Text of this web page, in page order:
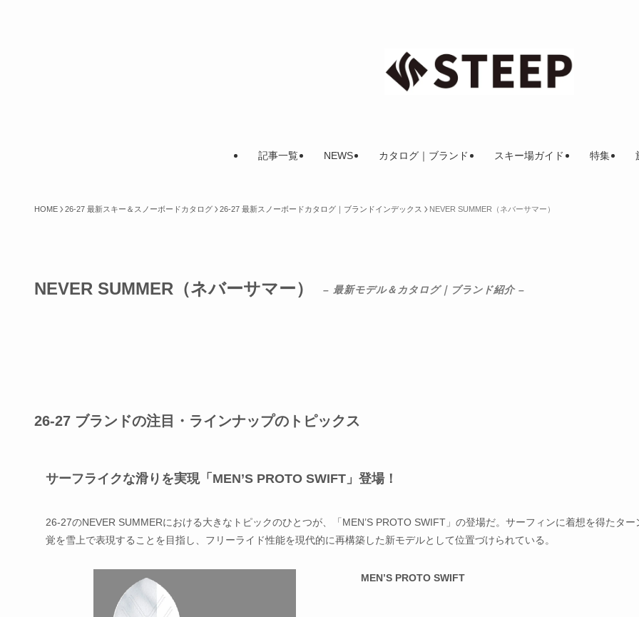
記事一覧 NEWS カタログ｜ブランド スキー場ガイド 特集
HOME 26-27 最新スキー＆スノーボードカタログ 26-27 最新スノーボードカタログ｜ブランドインデックス NEVER SUMMER（ネバーサマー）
NEVER SUMMER（ネバーサマー） – 最新モデル＆カタログ｜ブランド紹介 –
26-27 ブランドの注目・ラインナップのトピックス
サーフライクな滑りを実現「MEN’S PROTO SWIFT」登場！
26-27のNEVER SUMMERにおける大きなトピックのひとつが、「MEN’S PROTO SWIFT」の登場だ。サーフィンに着想を得たター
覚を雪上で表現することを目指し、フリーライド性能を現代的に再構築した新モデルとして位置づけられている。
MEN’S PROTO SWIFT